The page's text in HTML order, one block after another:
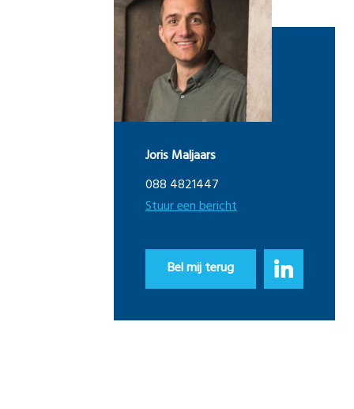
Joris Maljaars
088 4821447
Stuur een bericht
Bel mij terug